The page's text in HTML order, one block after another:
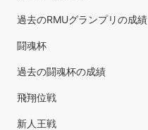
過去のRMUグランプリの成績
闘魂杯
過去の闘魂杯の成績
飛翔位戦
新人王戦